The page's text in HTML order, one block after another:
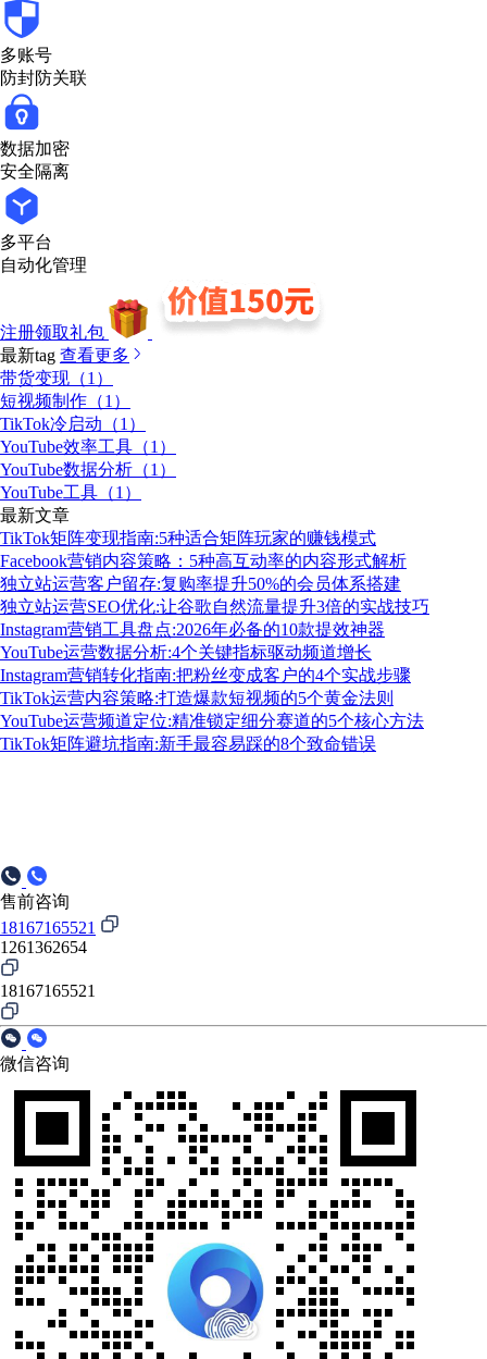
多账号
防封防关联
数据加密
安全隔离
多平台
自动化管理
注册领取礼包
最新tag 查看更多
带货变现（1）
短视频制作（1）
TikTok冷启动（1）
YouTube效率工具（1）
YouTube数据分析（1）
YouTube工具（1）
最新文章
TikTok矩阵变现指南:5种适合矩阵玩家的赚钱模式
Facebook营销内容策略：5种高互动率的内容形式解析
独立站运营客户留存:复购率提升50%的会员体系搭建
独立站运营SEO优化:让谷歌自然流量提升3倍的实战技巧
Instagram营销工具盘点:2026年必备的10款提效神器
YouTube运营数据分析:4个关键指标驱动频道增长
Instagram营销转化指南:把粉丝变成客户的4个实战步骤
TikTok运营内容策略:打造爆款短视频的5个黄金法则
YouTube运营频道定位:精准锁定细分赛道的5个核心方法
TikTok矩阵避坑指南:新手最容易踩的8个致命错误
售前咨询
18167165521
1261362654
18167165521
微信咨询